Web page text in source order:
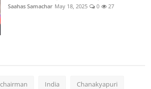
Saahas Samachar May 18, 2025 0 27
India Chanakyapuri